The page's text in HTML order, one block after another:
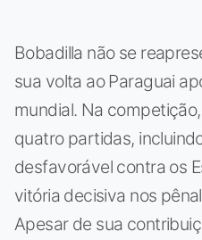
Bobadilla não se
sua volta ao Paraguai
mundial. Na
quatro partidas,
desfavorável contra os
vitória decisiva nos
Apesar de sua